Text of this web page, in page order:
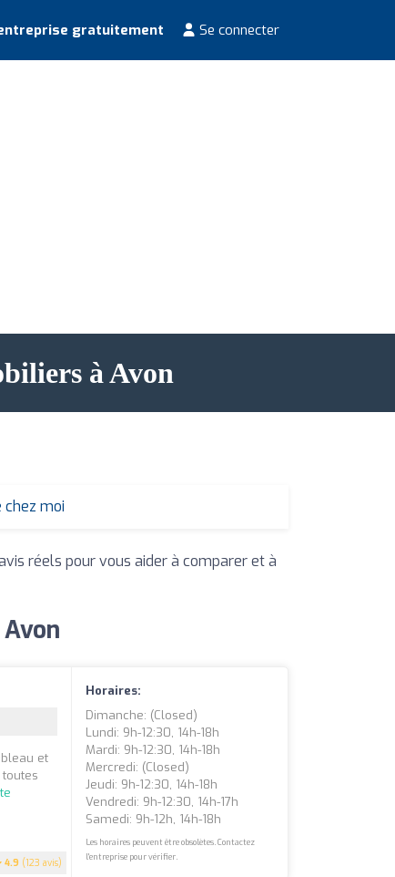
gratuitement Se connecter
à Avon
moi
réels pour vous aider à comparer et à
4.9 (123 avis)
et
Horaires:
Dimanche: (closed)
Lundi: 9h-12:30, 14h-18h
Mardi: 9h-12:30, 14h-18h
Mercredi: (closed)
Jeudi: 9h-12:30, 14h-18h
Vendredi: 9h-12:30, 14h-17h
Samedi: 9h-12h, 14h-18h
Les horaires peuvent être obsolètes. Contactez
l'entreprise pour vérifier.